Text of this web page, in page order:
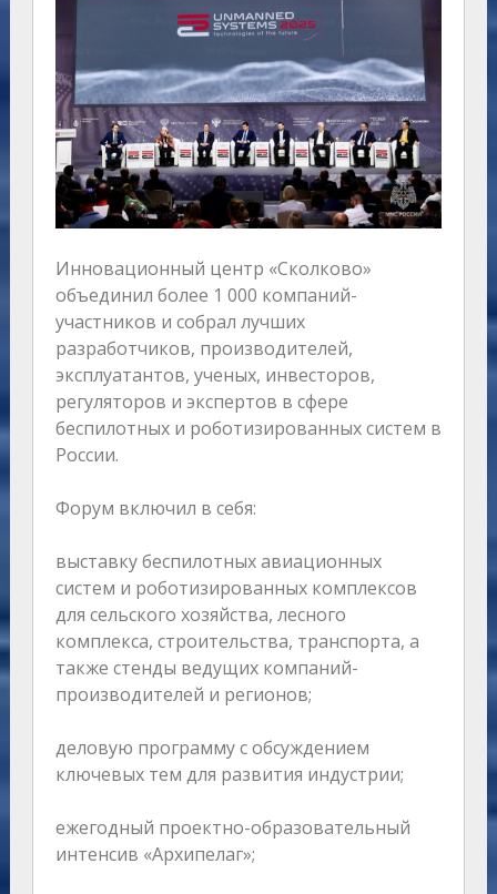
Инновационный центр «Сколково»
объединил более 1 000 компаний-
участников и собрал лучших
разработчиков, производителей,
эксплуатантов, ученых, инвесторов,
регуляторов и экспертов в сфере
беспилотных и роботизированных систем в
России.
Форум включил в себя:
выставку беспилотных авиационных
систем и роботизированных комплексов
для сельского хозяйства, лесного
комплекса, строительства, транспорта, а
также стенды ведущих компаний-
производителей и регионов;
деловую программу с обсуждением
ключевых тем для развития индустрии;
ежегодный проектно-образовательный
интенсив «Архипелаг»;